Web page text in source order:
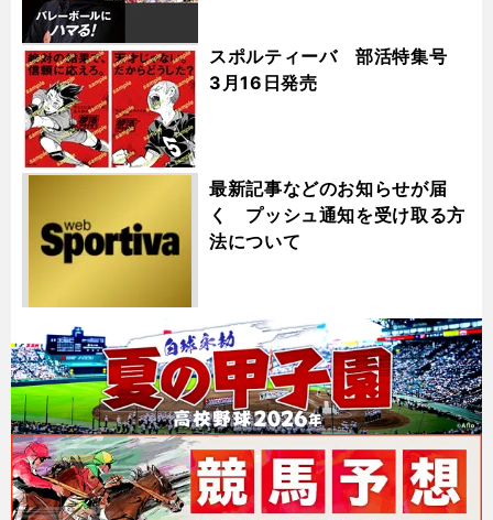
一ノ瀬メイ photo by Murakami shogo 記事を読む＞＞
スポルティーバ 部活特集号
3月16日発売
最新記事などのお知らせが届
く プッシュ通知を受け取る方
法について